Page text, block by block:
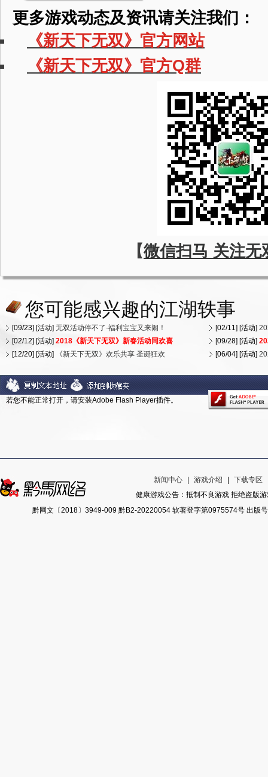
更多游戏动态及资讯请关注我们：
《新天下无双》官方网站
《新天下无双》官方Q群
【微信扫马 关注无
您可能感兴趣的江湖轶事
[09/23] [活动] 无双活动停不了·福利宝宝又来闹！ [02/11] [活动]
[02/12] [活动] 2018《新天下无双》新春活动同欢喜 [09/28] [活动]
[12/20] [活动]
《新天下无双》欢乐共享 圣诞狂欢 [06/04] [活动]
若您不能正常打开，请安装Adobe Flash Player插件。
新闻中心 游戏介绍 下载专区
健康游戏公告：抵制不良游戏 拒绝盗版
黔网文〔2018〕3949-009 黔B2-20220054 软著登字第0975574号 出版